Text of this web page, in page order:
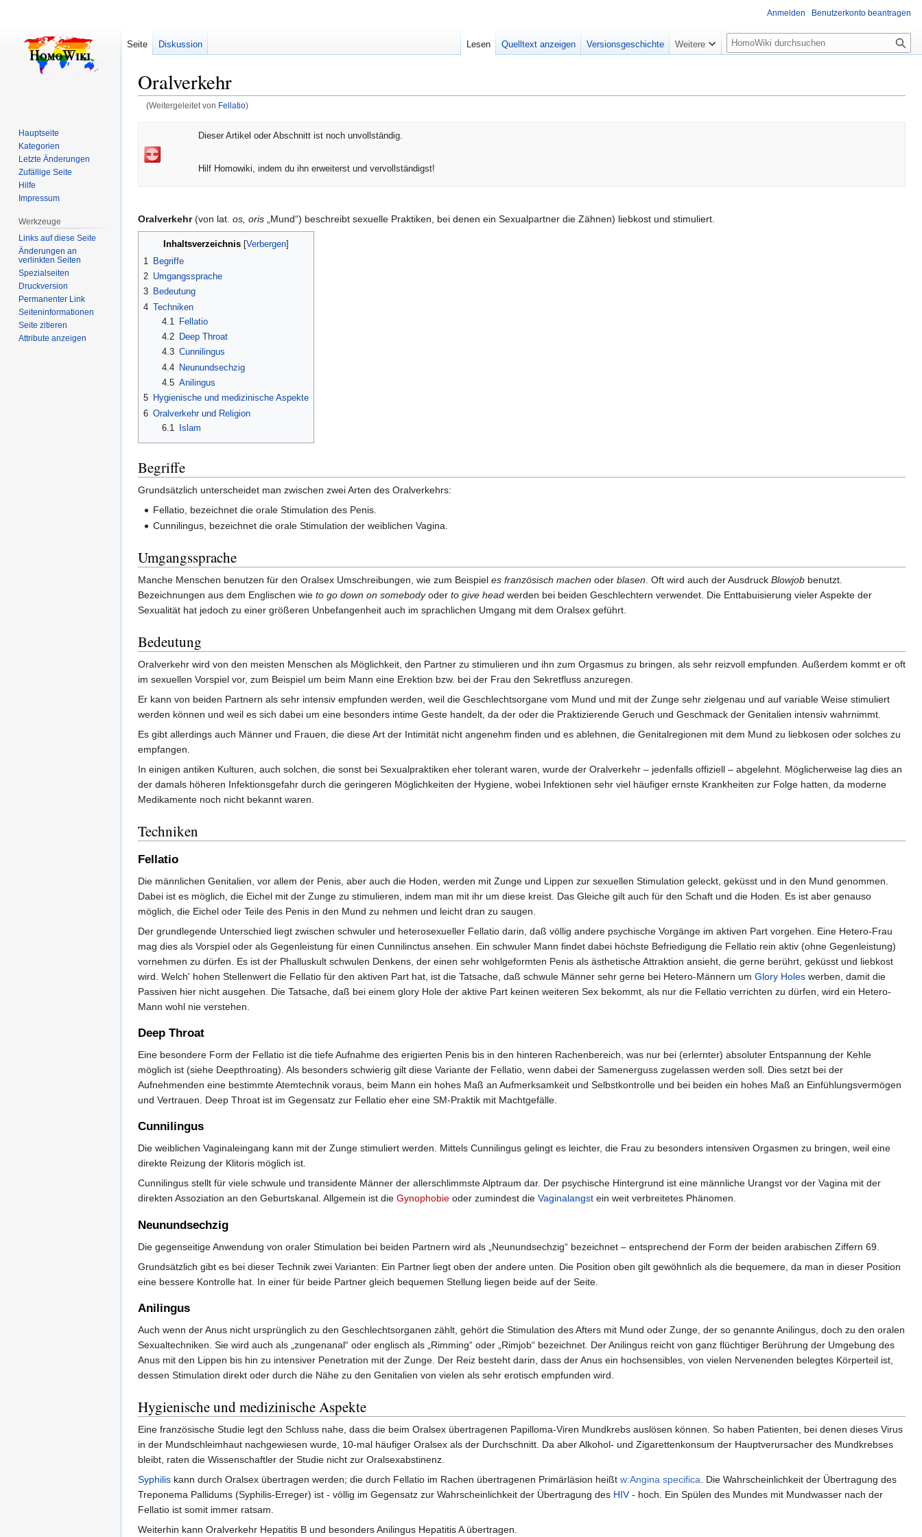
Oralverkehr
(Weitergeleitet von Fellatio)
Navigation
springen
Suche
springen
Dieser Artikel oder Abschnitt ist noch unvollständig.
Hilf Homowiki, indem du ihn erweiterst und vervollständigst!
Oralverkehr(von lat. os, oris „Mund“) beschreibt sexuelle Praktiken, bei denen ein Sexualpartner die Zähnen) liebkost und stimuliert.
Inhaltsverzeichnis
1
Begriffe
2 Umgangssprache
3 Bedeutung
4 Techniken
4.1
Fellatio
4.2
Deep Throat
4.3 Cunnilingus
4.4 Neunundsechzig
4.5 Anilingus
5 Hygienische und medizinische Aspekte
6 Oralverkehr und Religion
6.1
Islam
Begriffe
Grundsätzlich unterscheidet man zwischen zwei Arten des Oralverkehrs:
Fellatio, bezeichnet die orale Stimulation des Penis.
Cunnilingus, bezeichnet die orale Stimulation der weiblichen Vagina.
Umgangssprache
Manche Menschen benutzen für den Oralsex Umschreibungen, wie zum Beispiel es französisch machen oder blasen . Oft wird auch der Ausdruck Blowjob benutzt.
Bezeichnungen aus dem Englischen wie to go down on somebodyoder to give head werden bei beiden Geschlechtern verwendet. Die Enttabuisierung vieler Aspekte der
Sexualität hat jedoch zu einer größeren Unbefangenheit auch im sprachlichen Umgang mit dem Oralsex geführt.
Bedeutung
Oralverkehr wird von den meisten Menschen als Möglichkeit, den Partner zu stimulieren und ihn zum Orgasmus zu bringen, als sehr reizvoll empfunden. Außerdem kommt er oft
im sexuellen Vorspiel vor, zum Beispiel um beim Mann eine Erektion bzw. bei der Frau den Sekretfluss anzuregen.
Er kann von beiden Partnern als sehr intensiv empfunden werden, weil die Geschlechtsorgane vom Mund und mit der Zunge sehr zielgenau und auf variable Weise stimuliert
werden können und weil es sich dabei um eine besonders intime Geste handelt, da der oder die Praktizierende Geruch und Geschmack der Genitalien intensiv wahrnimmt.
Es gibt allerdings auch Männer und Frauen, die diese Art der Intimität nicht angenehm finden und es ablehnen, die Genitalregionen mit dem Mund zu liebkosen oder solches zu
empfangen.
In einigen antiken Kulturen, auch solchen, die sonst bei Sexualpraktiken eher tolerant waren, wurde der Oralverkehr – jedenfalls offiziell – abgelehnt. Möglicherweise lag dies an
der damals höheren Infektionsgefahr durch die geringeren Möglichkeiten der Hygiene, wobei Infektionen sehr viel häufiger ernste Krankheiten zur Folge hatten, da moderne
Medikamente noch nicht bekannt waren.
Techniken
Fellatio
Die männlichen Genitalien, vor allem der Penis, aber auch die Hoden, werden mit Zunge und Lippen zur sexuellen Stimulation geleckt, geküsst und in den Mund genommen.
Dabei ist es möglich, die Eichel mit der Zunge zu stimulieren, indem man mit ihr um diese kreist. Das Gleiche gilt auch für den Schaft und die Hoden. Es ist aber genauso
möglich, die Eichel oder Teile des Penis in den Mund zu nehmen und leicht dran zu saugen.
Der grundlegende Unterschied liegt zwischen schwuler und heterosexueller Fellatio darin, daß völlig andere psychische Vorgänge im aktiven Part vorgehen. Eine Hetero-Frau
mag dies als Vorspiel oder als Gegenleistung für einen Cunnilinctus ansehen. Ein schwuler Mann findet dabei höchste Befriedigung die Fellatio rein aktiv (ohne Gegenleistung)
vornehmen zu dürfen. Es ist der Phalluskult schwulen Denkens, der einen sehr wohlgeformten Penis als ästhetische Attraktion ansieht, die gerne berührt, geküsst und liebkost
wird. Welch' hohen Stellenwert die Fellatio für den aktiven Part hat, ist die Tatsache, daß schwule Männer sehr gerne bei Hetero-Männern um Glory Holes werben, damit die
Passiven hier nicht ausgehen. Die Tatsache, daß bei einem glory Hole der aktive Part keinen weiteren Sex bekommt, als nur die Fellatio verrichten zu dürfen, wird ein Hetero-
Mann wohl nie verstehen.
Deep Throat
Eine besondere Form der Fellatio ist die tiefe Aufnahme des erigierten Penis bis in den hinteren Rachenbereich, was nur bei (erlernter) absoluter Entspannung der Kehle
möglich ist (siehe Deepthroating). Als besonders schwierig gilt diese Variante der Fellatio, wenn dabei der Samenerguss zugelassen werden soll. Dies setzt bei der
Aufnehmenden eine bestimmte Atemtechnik voraus, beim Mann ein hohes Maß an Aufmerksamkeit und Selbstkontrolle und bei beiden ein hohes Maß an Einfühlungsvermögen
und Vertrauen. Deep Throat ist im Gegensatz zur Fellatio eher eine SM-Praktik mit Machtgefälle.
Cunnilingus
Die weiblichen Vaginaleingang kann mit der Zunge stimuliert werden. Mittels Cunnilingus gelingt es leichter, die Frau zu besonders intensiven Orgasmen zu bringen, weil eine
direkte Reizung der Klitoris möglich ist.
Cunnilingus stellt für viele schwule und transidente Männer der allerschlimmste Alptraum dar. Der psychische Hintergrund ist eine männliche Urangst vor der Vagina mit der
direkten Assoziation an den Geburtskanal. Allgemein ist die Gynophobie oder zumindest die Vaginalangst ein weit verbreitetes Phänomen.
Neunundsechzig
Die gegenseitige Anwendung von oraler Stimulation bei beiden Partnern wird als „Neunundsechzig“ bezeichnet – entsprechend der Form der beiden arabischen Ziffern 69.
Grundsätzlich gibt es bei dieser Technik zwei Varianten: Ein Partner liegt oben der andere unten. Die Position oben gilt gewöhnlich als die bequemere, da man in dieser Position
eine bessere Kontrolle hat. In einer für beide Partner gleich bequemen Stellung liegen beide auf der Seite.
Anilingus
Auch wenn der Anus nicht ursprünglich zu den Geschlechtsorganen zählt, gehört die Stimulation des Afters mit Mund oder Zunge, der so genannte Anilingus, doch zu den oralen
Sexualtechniken. Sie wird auch als „zungenanal“ oder englisch als „Rimming“ oder „Rimjob“ bezeichnet. Der Anilingus reicht von ganz flüchtiger Berührung der Umgebung des
Anus mit den Lippen bis hin zu intensiver Penetration mit der Zunge. Der Reiz besteht darin, dass der Anus ein hochsensibles, von vielen Nervenenden belegtes Körperteil ist,
dessen Stimulation direkt oder durch die Nähe zu den Genitalien von vielen als sehr erotisch empfunden wird.
Hygienische und medizinische Aspekte
Eine französische Studie legt den Schluss nahe, dass die beim Oralsex übertragenen Papilloma-Viren Mundkrebs auslösen können. So haben Patienten, bei denen dieses Virus
in der Mundschleimhaut nachgewiesen wurde, 10-mal häufiger Oralsex als der Durchschnitt. Da aber Alkohol- und Zigarettenkonsum der Hauptverursacher des Mundkrebses
bleibt, raten die Wissenschaftler der Studie nicht zur Oralsexabstinenz.
Syphilis kann durch Oralsex übertragen werden; die durch Fellatio im Rachen übertragenen Primärläsion heißt w:Angina specifica. Die Wahrscheinlichkeit der Übertragung des
Treponema Pallidums (Syphilis-Erreger) ist - völlig im Gegensatz zur Wahrscheinlichkeit der Übertragung des HIV- hoch. Ein Spülen des Mundes mit Mundwasser nach der
Fellatio ist somit immer ratsam.
Weiterhin kann Oralverkehr Hepatitis B und besonders Anilingus Hepatitis A übertragen.
Anmelden Benutzerkonto beantragen
Seite Diskussion Lesen Quelltext anzeigen Versionsgeschichte Weitere
Suche
Hauptseite
Kategorien
Letzte Änderungen
Zufällige Seite
Hilfe
Impressum
Werkzeuge
Links auf diese Seite
Änderungen an
verlinkten Seiten
Spezialseiten
Druckversion
Permanenter Link
Seiten­­informationen
Seite zitieren
Attribute anzeigen